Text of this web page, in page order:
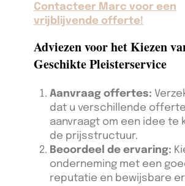
Contacteer Marc voor een
vrijblijvende offerte!
Adviezen voor het Kiezen
Geschikte Pleisterservice
Aanvraag offertes:
dat u verschillende
aanvraagt om een idee te
de prijsstructuur.
Beoordeel de ervaring:
onderneming met een
reputatie en bewijsbare